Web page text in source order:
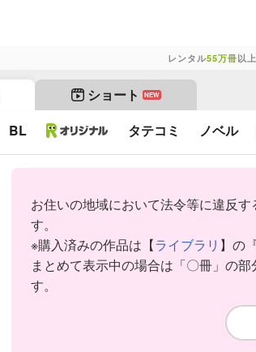
レンタル55万冊以
ショート NEW
BL タテコミ ノベル
お住いの地域において法令等に違反
す。
※購入済みの作品は【ライブラリ 】の
まとめて表示中の場合は「〇冊」の
す。